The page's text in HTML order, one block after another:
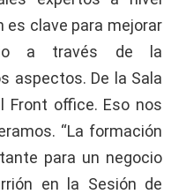
es clave para mejorar
a través de la
aspectos. De la Sala
Front office. Eso nos
“La formación
para un negocio
en la Sesión de